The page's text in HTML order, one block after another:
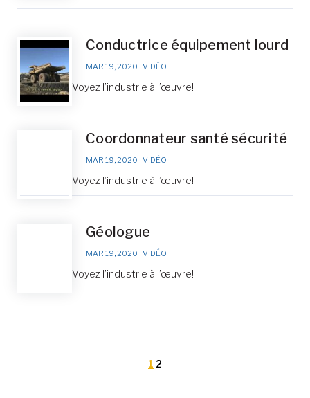
Conductrice équipement lourd
MAR 19, 2020 VIDÉO
Voyez l’industrie à l’œuvre!
Coordonnateur santé sécurité
MAR 19, 2020 VIDÉO
Voyez l’industrie à l’œuvre!
Géologue
MAR 19, 2020 VIDÉO
Voyez l’industrie à l’œuvre!
1 2